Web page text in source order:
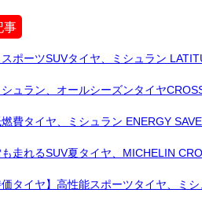
事
スポーツSUVタイヤ、ミシュラン
シュラン、オールシーズンタイヤ
燃費タイヤ、ミシュラン ENERGY
も走れるSUV夏タイヤ、MICHELIN
価タイヤ】高性能スポーツタイヤ、ミ